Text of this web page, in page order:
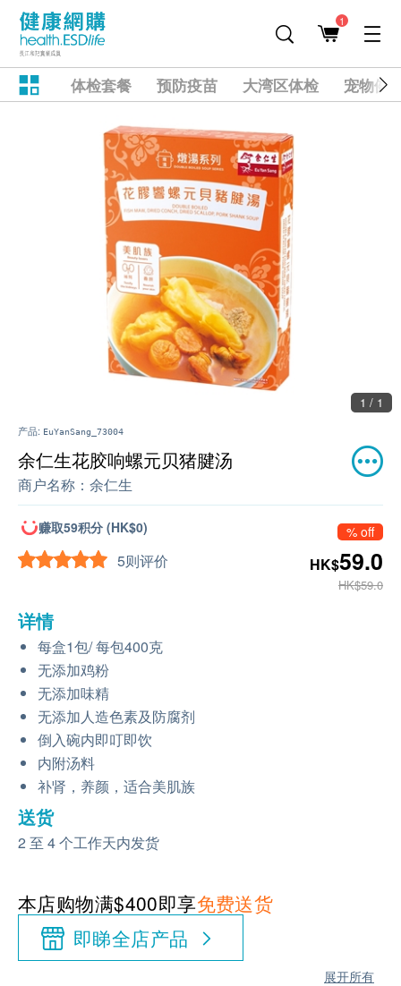
1
体检套餐 预防疫苗 大湾区体检 宠物健
1 / 1
产品: EuYanSang_73004
余仁生花胶响螺元贝猪腱汤
商户名称： 余仁生
赚取59积分 (HK$0)
5则评价
% off
HK$59.0
HK$59.0
详情
每盒1包/ 每包400克
无添加鸡粉
无添加味精
无添加人造色素及防腐剂
倒入碗内即叮即饮
内附汤料
补肾，养颜，适合美肌族
送货
2 至 4 个工作天内发货
本店购物满$400即享免费送货
即睇全店产品
展开所有